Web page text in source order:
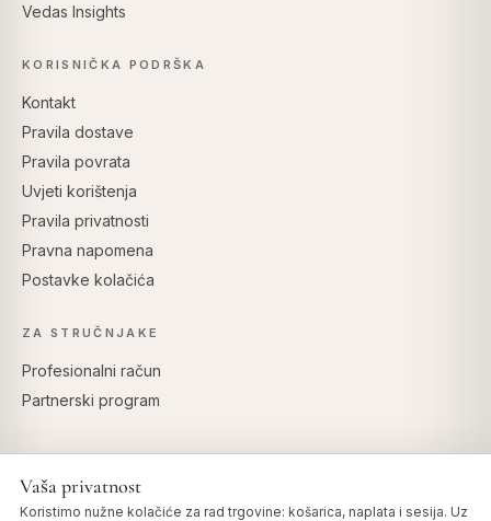
Vedas Insights
KORISNIČKA PODRŠKA
Kontakt
Pravila dostave
Pravila povrata
Uvjeti korištenja
Pravila privatnosti
Pravna napomena
Postavke kolačića
ZA STRUČNJAKE
Profesionalni račun
Partnerski program
Vaša privatnost
Koristimo nužne kolačiće za rad trgovine: košarica, naplata i sesija. Uz